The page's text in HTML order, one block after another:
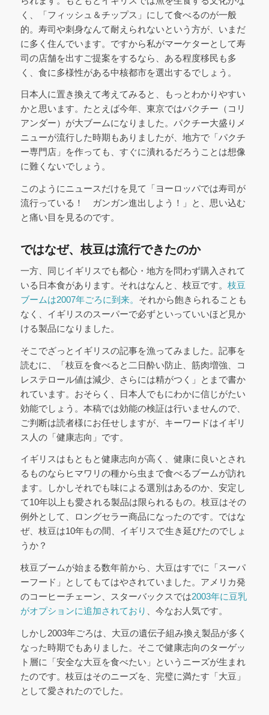
く、「フィッシュ＆チップス」にして食べるのが一般
的。寿司や刺身なんて耐えられないという方が、いまだ
に多く住んでいます。ですから私がマーケターとして寿
司の店舗を出すご提案をするなら、ある程度移民も多
く、食に多様性がある中核都市を選出するでしょう。
日本人に置き換えて考えてみると、もっとわかりやすい
かと思います。たとえば今年、東京ではパクチー（コリ
アンダー）が大ブームになりました。パクチー大盛りメ
ニューが流行した時期もありましたが、地方で「パクチ
ー専門店」を作っても、すぐに潰れるだろうことは想像
に難くないでしょう。
このようにニュースだけを見て「ヨーロッパでは寿司が
流行っている！ ガンガン進出しよう！」と、思い込む
と痛い目を見るのです。
ではなぜ、枝豆は流行できたのか
一方、同じイギリスでも都心・地方を問わず購入されて
いる日本食があります。それはなんと、枝豆です。 枝豆
ブームは2007年ごろに到来。 それから飽きられることも
なく、イギリスのスーパーで必ずといっていいほど見か
ける製品になりました。
そこでざっとイギリスの記事を漁ってみました。記事を
読むに、「枝豆を食べると二日酔い防止、筋肉増強、コ
レステロール値は減少、さらには精がつく」とまで書か
れています。おそらく、日本人でもにわかに信じがたい
効能でしょう。本稿では効能の検証は行いませんので、
ご判断は読者様にお任せしますが、キーワードはイギリ
ス人の「健康志向」です。
イギリスはもともと健康志向が高く、健康に良いとされ
るものならヒマワリの種から虫まで食べるブームが訪れ
ます。しかしそれでも味による選別はあるのか、安定し
て10年以上も愛される製品は限られるもの。枝豆はその
例外として、ロングセラー商品になったのです。ではな
ぜ、枝豆は10年もの間、イギリスで生き延びたのでしょ
うか？
枝豆ブームが始まる数年前から、大豆はすでに「スーパ
ーフード」としてもてはやされていました。アメリカ発
のコーヒーチェーン、スターバックスでは2003年に豆乳
がオプションに追加されており
、今なお人気です。
しかし2003年ごろは、大豆の遺伝子組み換え製品が多く
なった時期でもありました。そこで健康志向のターゲッ
ト層に「安全な大豆を食べたい」というニーズが生まれ
たのです。枝豆はそのニーズを、完璧に満たす「大豆」
として愛されたのでした。